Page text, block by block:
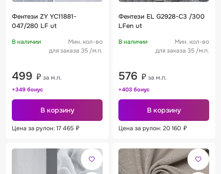
Фентези ZY YC11881-
047/280 LF ut
В наличии
Мин. кол-во
для заказа 35 /м.п.
499 ₽ за м.п.
+349 бонус
В корзину
Цена за рулон: 17 465 ₽
Фентези EL G2928-C3 /300
LFen ut
В наличии
Мин. кол-во
для заказа 35 /м.п.
576 ₽ за м.п.
+403 бонус
В корзину
Цена за рулон: 20 160 ₽